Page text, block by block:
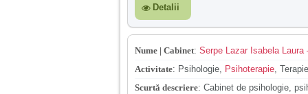
Detalii
Nume | Cabinet: Serpe Lazar Isabela
Activitate: Psihologie, Psihoterapie,
Scurtă descriere: Cabinet de psihologie,